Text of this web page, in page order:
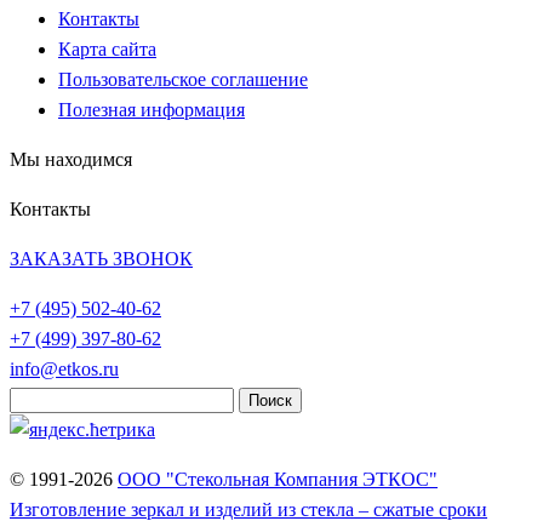
Контакты
Карта сайта
Пользовательское соглашение
Полезная информация
Мы находимся
Контакты
ЗАКАЗАТЬ ЗВОНОК
+7 (495) 502-40-62
+7 (499) 397-80-62
info@etkos.ru
© 1991-2026 ООО "Стекольная Компания ЭТКОС"
Изготовление зеркал и изделий из стекла – сжатые сроки